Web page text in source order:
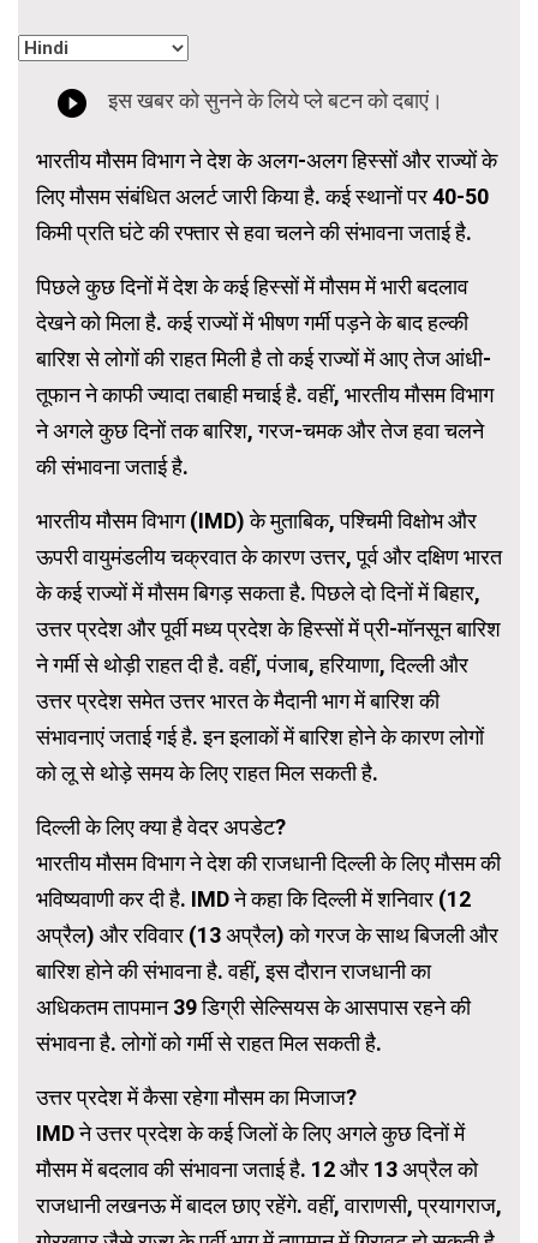
भारतीय मौसम विभाग ने देश के अलग-अलग हिस्सों और राज्यों के
लिए मौसम संबंधित अलर्ट जारी किया है. कई स्थानों पर 40-50
किमी प्रति घंटे की रफ्तार से हवा चलने की संभावना जताई है.
पिछले कुछ दिनों में देश के कई हिस्सों में मौसम में भारी बदलाव
देखने को मिला है. कई राज्यों में भीषण गर्मी पड़ने के बाद हल्की
बारिश से लोगों की राहत मिली है तो कई राज्यों में आए तेज आंधी-
तूफान ने काफी ज्यादा तबाही मचाई है. वहीं, भारतीय मौसम विभाग
ने अगले कुछ दिनों तक बारिश, गरज-चमक और तेज हवा चलने
की संभावना जताई है.
भारतीय मौसम विभाग (IMD) के मुताबिक, पश्चिमी विक्षोभ और
ऊपरी वायुमंडलीय चक्रवात के कारण उत्तर, पूर्व और दक्षिण भारत
के कई राज्यों में मौसम बिगड़ सकता है. पिछले दो दिनों में बिहार,
उत्तर प्रदेश और पूर्वी मध्य प्रदेश के हिस्सों में प्री-मॉनसून बारिश
ने गर्मी से थोड़ी राहत दी है. वहीं, पंजाब, हरियाणा, दिल्ली और
उत्तर प्रदेश समेत उत्तर भारत के मैदानी भाग में बारिश की
संभावनाएं जताई गई है. इन इलाकों में बारिश होने के कारण लोगों
को लू से थोड़े समय के लिए राहत मिल सकती है.
दिल्ली के लिए क्या है वेदर अपडेट?
भारतीय मौसम विभाग ने देश की राजधानी दिल्ली के लिए मौसम की
भविष्यवाणी कर दी है. IMD ने कहा कि दिल्ली में शनिवार (12
अप्रैल) और रविवार (13 अप्रैल) को गरज के साथ बिजली और
बारिश होने की संभावना है. वहीं, इस दौरान राजधानी का
अधिकतम तापमान 39 डिग्री सेल्सियस के आसपास रहने की
संभावना है. लोगों को गर्मी से राहत मिल सकती है.
उत्तर प्रदेश में कैसा रहेगा मौसम का मिजाज?
IMD ने उत्तर प्रदेश के कई जिलों के लिए अगले कुछ दिनों में
मौसम में बदलाव की संभावना जताई है. 12 और 13 अप्रैल को
राजधानी लखनऊ में बादल छाए रहेंगे. वहीं, वाराणसी, प्रयागराज,